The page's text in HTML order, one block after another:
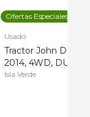
Ofertas Especiales
Usado
Tractor John Deere
2014, 4WD, DUAL
Isla Verde